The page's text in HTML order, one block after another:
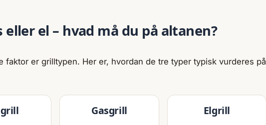
eller el – hvad må du på altanen?
faktor er grilltypen. Her er, hvordan de tre typer typisk vurderes på
Gasgrill Elgrill